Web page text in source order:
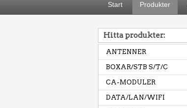
Start Produkter
Hitta produkter:
ANTENNER
BOXAR/STB S/T/C
CA-MODULER
DATA/LAN/WIFI